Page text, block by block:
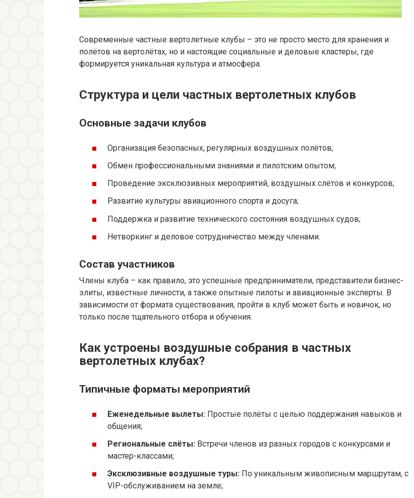
Современные частные вертолетные клубы – это не просто место для хранения и
полётов на вертолётах, но и настоящие социальные и деловые кластеры, где
формируется уникальная культура и атмосфера.
Структура и цели частных вертолетных клубов
Основные задачи клубов
Организация безопасных, регулярных воздушных полётов;
Обмен профессиональными знаниями и пилотским опытом;
Проведение эксклюзивных мероприятий, воздушных слётов и конкурсов;
Развитие культуры авиационного спорта и досуга;
Поддержка и развитие технического состояния воздушных судов;
Нетворкинг и деловое сотрудничество между членами.
Состав участников
Члены клуба – как правило, это успешные предприниматели, представители бизнес-
элиты, известные личности, а также опытные пилоты и авиационные эксперты. В
зависимости от формата существования, пройти в клуб может быть и новичок, но
только после тщательного отбора и обучения.
Как устроены воздушные собрания в частных
вертолетных клубах?
Типичные форматы мероприятий
Еженедельные вылеты: Простые полёты с целью поддержания навыков и
общения;
Региональные слёты: Встречи членов из разных городов с конкурсами и
мастер-классами;
Эксклюзивные воздушные туры: По уникальным живописным маршрутам, с
VIP-обслуживанием на земле;